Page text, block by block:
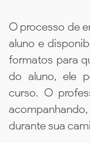
O processo de
aluno e
formatos para
do aluno, ele
curso. O
durante sua